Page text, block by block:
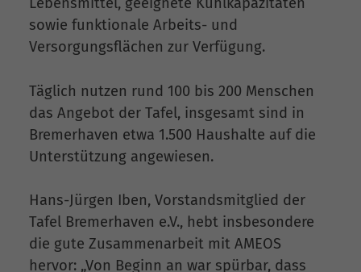
sowie funktionale Arbeits- und
Versorgungsflächen zur Verfügung.
Täglich nutzen rund 100 bis 200 Menschen
das Angebot der Tafel, insgesamt sind in
Bremerhaven etwa 1.500 Haushalte auf die
Unterstützung angewiesen.
Hans-Jürgen Iben, Vorstandsmitglied der
Tafel Bremerhaven e.V., hebt insbesondere
die gute Zusammenarbeit mit AMEOS
hervor: „Von Beginn an war spürbar, dass